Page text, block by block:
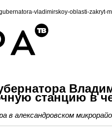
vladimirskoy-oblasti-zakryt-
станцию в
в александровском